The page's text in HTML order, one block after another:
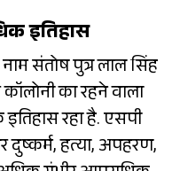
इतिहास
संतोष पुत्र लाल सिंह
का रहने वाला
रहा है. एसपी
दुष्कर्म, हत्या, अपहरण,